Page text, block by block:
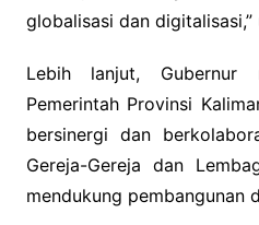
globalisasi dan digitalisasi,”
Lebih lanjut, Gubernur
Pemerintah Provinsi
bersinergi dan
Gereja-Gereja dan
mendukung pembangunan